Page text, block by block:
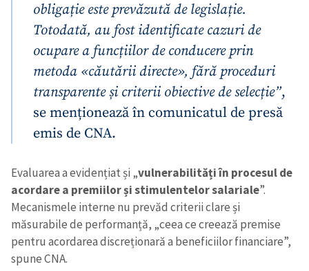
obligație este prevăzută de legislație.
Totodată, au fost identificate cazuri de
ocupare a funcțiilor de conducere prin
metoda «căutării directe», fără proceduri
transparente și criterii obiective de selecție”,
se menționează în comunicatul de presă
emis de CNA.
Evaluarea a evidențiat și „vulnerabilități în procesul de
acordare a premiilor și stimulentelor salariale”.
Mecanismele interne nu prevăd criterii clare și
măsurabile de performanță, „ceea ce creează premise
pentru acordarea discreționară a beneficiilor financiare”,
spune CNA.